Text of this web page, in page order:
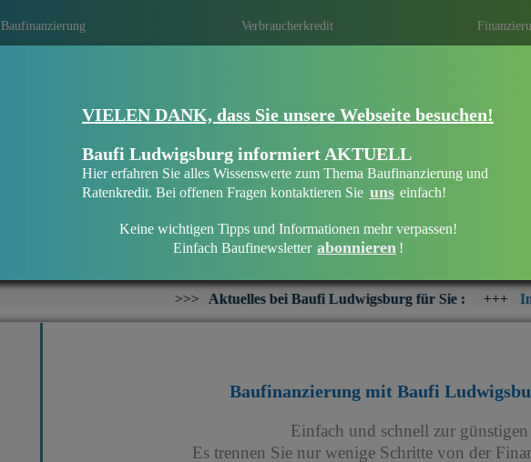
Baufinanzierung Verbraucherkredit
Eine Immobilie finanzieren mit Baufi
Finanzieren Sie Ihr Haus oder Ihre Wohnung
bankenunabhängigen Finanzierungsberater
Aktuelles bei Baufi Ludwigsburg für Sie : +++ Interesse an einer
VIELEN DANK, dass Sie unsere Webseite besuchen!
Baufi Ludwigsburg informiert AKTUELL
Hier erfahren Sie alles Wissenswerte zum Thema Baufinanzierung und
Ratenkredit. Bei offenen Fragen kontaktieren Sie uns einfach!
Keine wichtigen Tipps und Informationen mehr verpassen!
Einfach Baufinewsletter abonnieren !
Baufinanzierung mit Baufi
Einfach und schnell zur
Es trennen Sie nur wenige Schritte von der